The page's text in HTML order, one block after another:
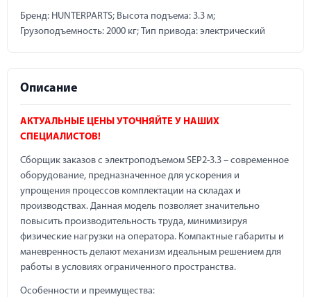
Бренд: HUNTERPARTS; Высота подъема: 3.3 м;
Грузоподъемность: 2000 кг; Тип привода: электрический
Описание
АКТУАЛЬНЫЕ ЦЕНЫ УТОЧНЯЙТЕ У НАШИХ
СПЕЦИАЛИСТОВ!
Сборщик заказов с электроподъемом SEP2-3.3 – современное
оборудование, предназначенное для ускорения и
упрощения процессов комплектации на складах и
производствах. Данная модель позволяет значительно
повысить производительность труда, минимизируя
физические нагрузки на оператора. Компактные габариты и
маневренность делают механизм идеальным решением для
работы в условиях ограниченного пространства.
Особенности и преимущества: